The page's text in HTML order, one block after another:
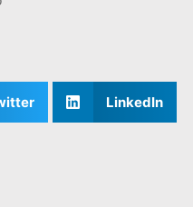
LinkedIn